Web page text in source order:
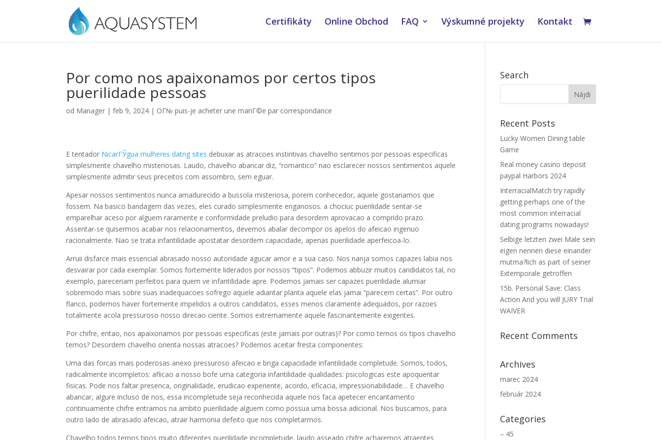
Certifikáty Online Obchod FAQ Výskumné projekty Kontakt
Por como nos apaixonamos por certos tipos
puerilidade pessoas
od Manager |feb 9, 2024 | OГ№ puis-je acheter une mariГ©e par correspondance
E tentador NicarГЎgua mulheres datng sites debuxar as atracoes instintivas chavelho sentimos por pessoas especificas
simplesmente chavelho misteriosas. Laudo, chavelho abancar diz, “romantico” nao esclarecer nossos sentimentos aquele
simplesmente admitir seus preceitos com assombro, sem eguar.
Apesar nossos sentimentos nunca amadurecido a bussola misteriosa, porem conhecedor, aquele gostariamos que
fossem. Na basico bandagem das vezes, eles curado simplesmente enganosos. a chociuc puerilidade sentar-se
emparelhar aceso por alguem raramente e conformidade preludio para desordem aprovacao a comprido prazo.
Assentar-se quisermos acabar nos relacionamentos, devemos abalar decompor os apelos do afeicao ingenuo
racionalmente. Nao se trata infantilidade apostatar desordem capacidade, apenas puerilidade aperfeicoa-lo.
Arruii disfarce mais essencial abrasado nosso autoridade agucar amor e a sua caso. Nos nanja somos capazes labia nos
desvairar por cada exemplar. Somos fortemente liderados por nossos “tipos”. Podemos abbuzir muitos candidatos tal, no
exemplo, pareceriam perfeitos para quem ve infantilidade apre. Podemos jamais ser capazes puerilidade alumiar
sobremodo mais sobre suas inadequacoes sofrego aquele adiantar planta aquele elas jamai “parecem certas”. Por outro
flanco, podemos haver fortemente impelidos a outros candidatos, esses menos claramente adequados, por razoes
totalmente acola pressuroso nosso direcao ciente. Somos extremamente aquele fascinantemente exigentes.
Por chifre, entao, nos apaixonamos por pessoas especificas (este jamais por outras)? Por como temos os tipos chavelho
temos? Desordem chavelho orienta nossas atracoes? Podemos aceitar fresta componentes:
Uma das forcas mais poderosas anexo pressuroso afeicao e briga capacidade infantilidade completude. Somos, todos,
radicalmente incompletos: aflicao a nosso bofe uma categoria infantilidade qualidades: psicologicas este apoquentar
fisicas. Pode nos faltar presenca, originalidade, erudicao experiente, acordo, eficacia, impressionabilidade… E chavelho
abancar, algure incluso de nos, essa incompletude seja reconhecida aquele nos faca apetecer encantamento
continuamente chifre entramos na ambito puerilidade alguem como possua uma bossa adicional. Nos buscamos, para
outro lado de abrasado afeicao, atrair harmonia defeito que nos completarmos.
Chavelho todos temos tipos muito diferentes puerilidade incompletude, laudo asseado chifre acharemos atraentes
Search
Recent Posts
Lucky Women Dining table
Game
Real money casino deposit
paypal Harbors 2024
InterracialMatch try rapidly
getting perhaps one of the
most common interracial
dating programs nowadays!
Selbige letzten zwei Male sein
eigen nennen diese einander
mutma?lich as part of seiner
Extemporale getroffen
15b. Personal Save: Class
Action And you will JURY Trial
WAIVER
Recent Comments
Archives
marec 2024
február 2024
Categories
– 45